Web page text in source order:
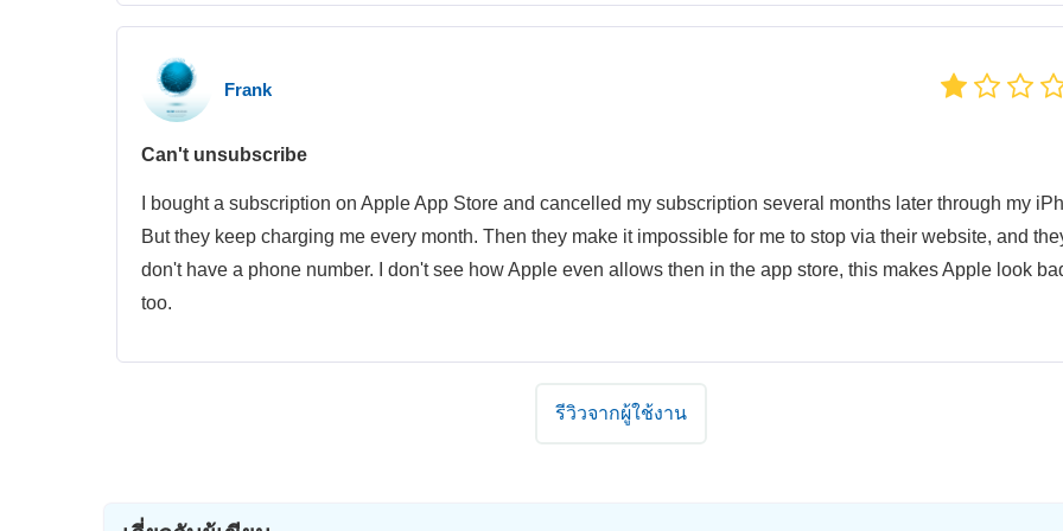
Frank
Can't unsubscribe
I bought a subscription on Apple App Store and cancelled my subscription several months later through my
But they keep charging me every month. Then they make it impossible for me to stop via their website, and
don't have a phone number. I don't see how Apple even allows then in the app store, this makes Apple look
too.
รีวิวจากผู้ใช้งาน